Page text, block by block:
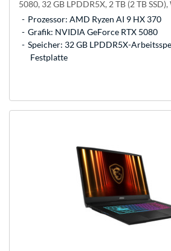
5080, 32 GB LPDDR5X, 2 TB (2 TB
Prozessor: AMD Ryzen AI 9 HX 370
Grafik: NVIDIA GeForce RTX 5080
Speicher: 32 GB LPDDR5X-
Festplatte